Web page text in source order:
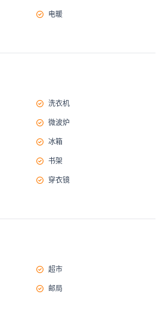
电暖
洗衣机
微波炉
冰箱
书架
穿衣镜
超市
邮局